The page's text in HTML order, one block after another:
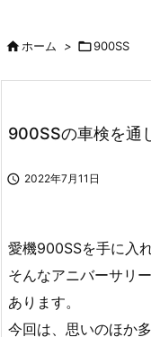
ホーム > 900SS
900SSの車検を通
 2022年7月11日
愛機900SSを手に入
そんなアニバーサリ
あります。
今回は、思いのほか